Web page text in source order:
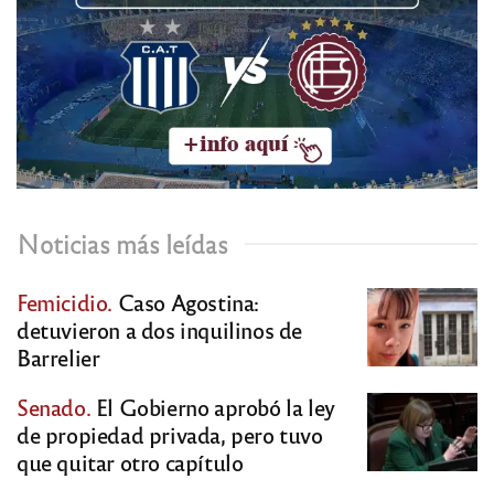
Noticias más leídas
Femicidio. Caso Agostina:
detuvieron a dos inquilinos de
Barrelier
Senado. El Gobierno aprobó la ley
de propiedad privada, pero tuvo
que quitar otro capítulo